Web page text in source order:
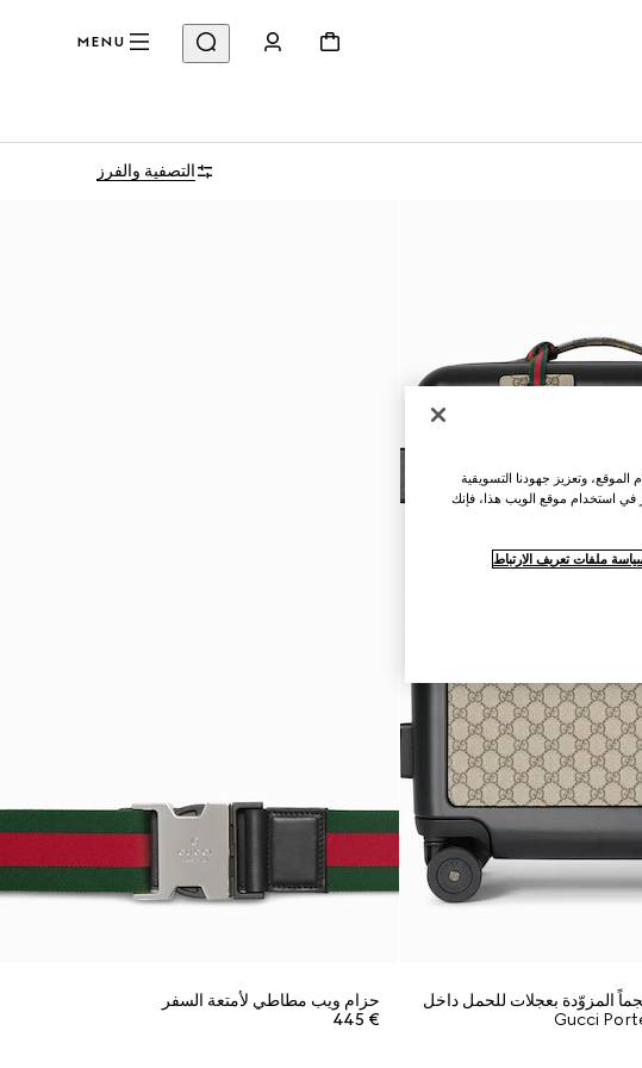
MENU
التصفية والفرز
المزوّدة بعجلات للحمل داخل
حزام ويب مطاطي لأمتعة السفر
€ 445
وتعزيز جهودنا التسويقية
في استخدام موقع الويب هذا، فإنك
ملفات تعريف الارتباط